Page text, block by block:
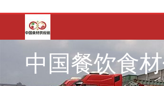
容
中国餐饮食